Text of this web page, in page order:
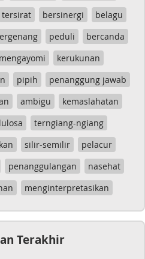
tersirat bersinergi
belagu
peduli
bercanda
mengayomi
kerukunan
pipih
penanggung jawab
ambigu
kemaslahatan
terngiang-ngiang
silir-semilir
pelacur
penanggulangan
nasehat
menginterpretasikan
Terakhir